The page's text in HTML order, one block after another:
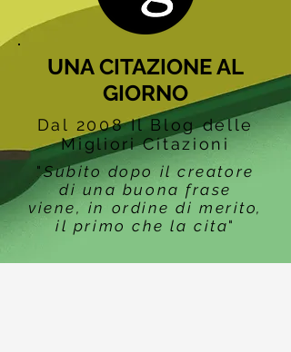
UNA CITAZIONE AL
GIORNO
Dal 2008 Il Blog delle
Migliori Citazioni
"Subito dopo il creatore
di una buona frase
viene, in ordine di merito,
il primo che la cita"